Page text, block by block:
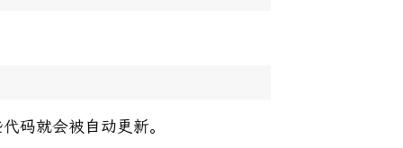
码就会被自动更新。